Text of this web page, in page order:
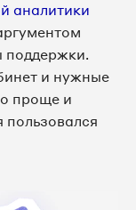
аналитики
поддержки.
и нужные
проще и
пользовался